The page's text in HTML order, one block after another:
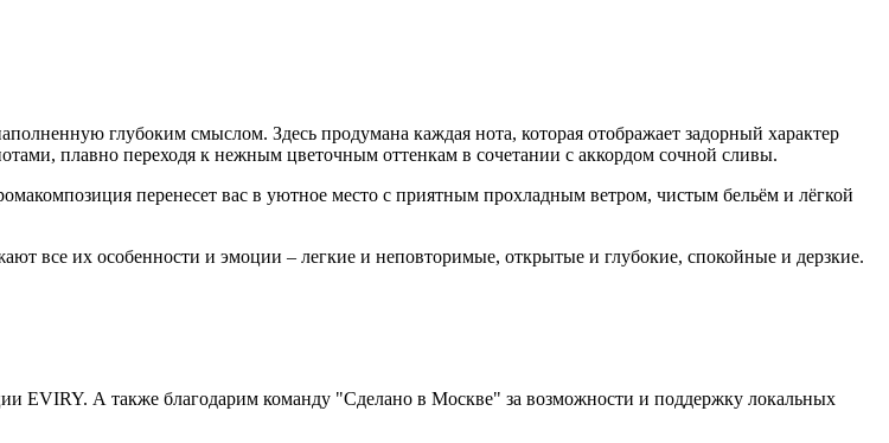
глубоким смыслом. Здесь продумана каждая нота, которая отображает задорный характер
плавно переходя к нежным цветочным оттенкам в сочетании с аккордом сочной сливы.
перенесет вас в уютное место с приятным прохладным ветром, чистым бельём и лёгкой
все их особенности и эмоции – легкие и неповторимые, открытые и глубокие, спокойные и дерзкие.
EVIRY. А также благодарим команду "Сделано в Москве" за возможности и поддержку локальных